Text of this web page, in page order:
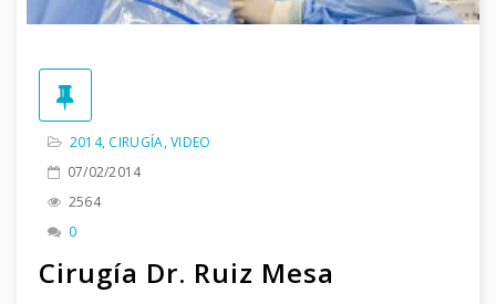
2014, CIRUGÍA,VIDEO
07/02/2014
2564
0
Cirugía Dr. Ruiz Mesa